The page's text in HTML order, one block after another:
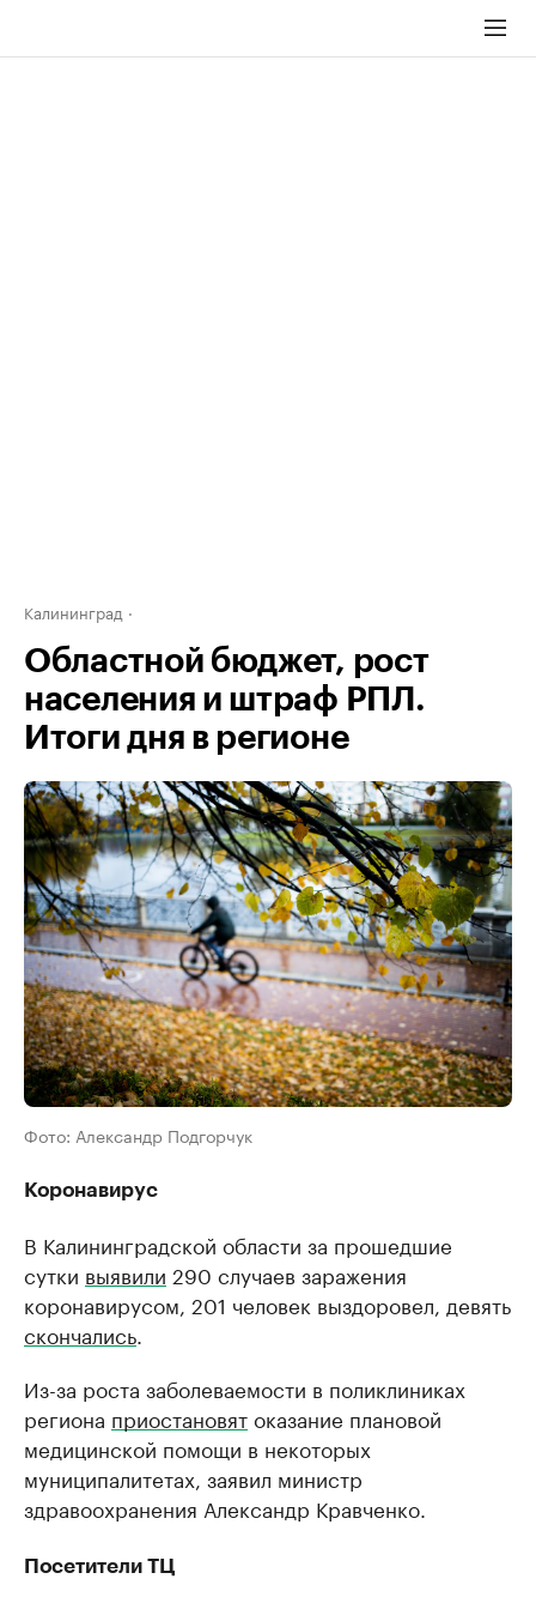
Калининград
Областной бюджет, рост
населения и штраф РПЛ.
Итоги дня в регионе
Фото: Александр Подгорчук
Коронавирус
В Калининградской области за прошедшие
сутки выявили 290 случаев заражения
коронавирусом, 201 человек выздоровел, девять
скончались
Из-за роста заболеваемости в поликлиниках
региона приостановятоказание плановой
медицинской помощи в некоторых
муниципалитетах, заявил министр
здравоохранения Александр Кравченко.
Посетители ТЦ